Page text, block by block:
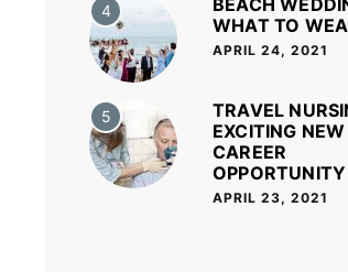
4
BEACH
WHAT TO
APRIL 24, 2021
5
TRAVEL
EXCITING NEW
CAREER
OPPORTUNITY
APRIL 23, 2021